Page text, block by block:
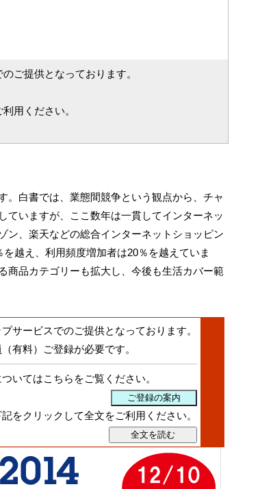
ご提供となっております。
用ください。
白書では、業態間競争という観点から、チャ
ていますが、ここ数年は一貫してインターネッ
ン、楽天などの総合インターネットショッピン
越え、利用頻度増加者は20％を越えていま
商品カテゴリーも拡大し、今後も生活カバー範
サービスでのご提供となっております。
有料）ご登録が必要です。
いてはこちらをご覧ください。
をクリックして全文をご利用ください。